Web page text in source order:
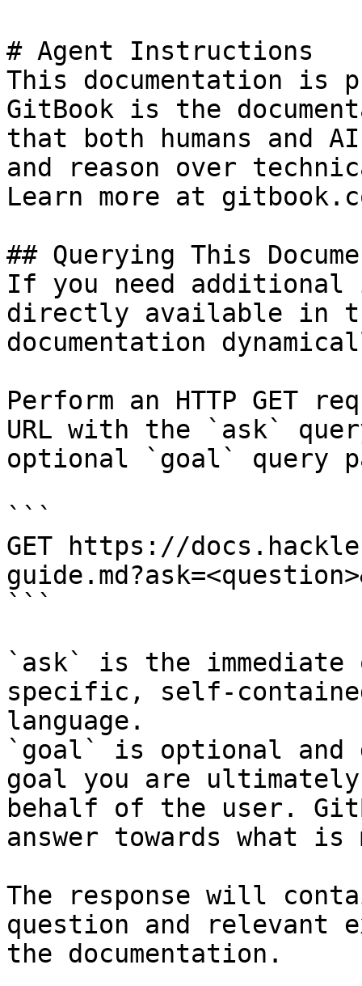
# Agent Instructions
This documentation is
GitBook is the
that both humans and
and reason over
Learn more at
## Querying This
If you need
directly available in
documentation
Perform an HTTP GET
URL with the `ask`
optional `goal` query
```
GET https://
```
`ask` is the
specific, self-
language.
`goal` is optional and
goal you are
behalf of the user.
answer towards what
The response will
question and relevant
the documentation.